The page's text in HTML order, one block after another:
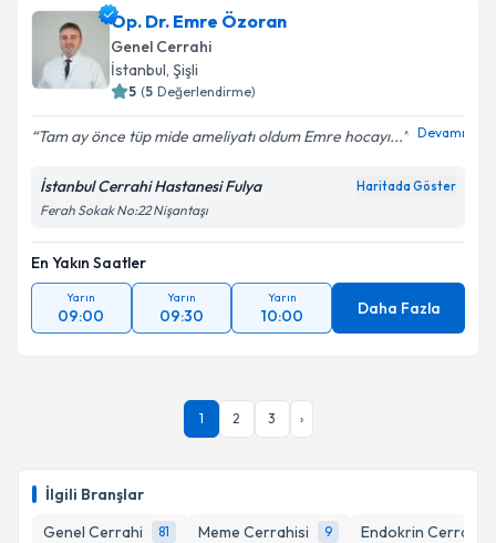
İlgili Branşlar
Genel Cerrahi
81 Meme Cerrahisi 9 Endokrin Cerrahisi
için bir takvim hazırlandığında e-posta ile
bilgilendireceğiz.
E-posta Adresiniz
Kişisel verilerimin işlenmesine ilişkin
Aydınlatma
Metni'ni okudum ve kişisel verilerimin belirtilen
kapsamda işlenmesini kabul ediyorum.
Takvim Talebini Gönder
Op. Dr. Emre Özoran
Genel Cerrahi
İstanbul, Şişli
5 (5 Değerlendirme)
Tam ay önce tüp mide ameliyatı oldum Emre hocayı... Devamı
İstanbul Cerrahi Hastanesi Fulya Haritada Göster
Ferah Sokak No:22 Nişantaşı
En Yakın Saatler
Yarın
09:00
Yarın
09:30
Yarın
10:00 Daha Fazla
1 2 3 ›